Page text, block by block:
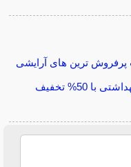
ترین های آرایشی
با 50% تخفیف